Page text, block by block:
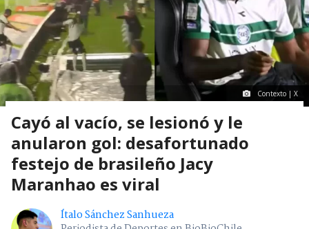
Contexto | X
Cayó al vacío, se lesionó y le
anularon gol: desafortunado
festejo de brasileño Jacy
Maranhao es viral
Ítalo Sánchez Sanhueza